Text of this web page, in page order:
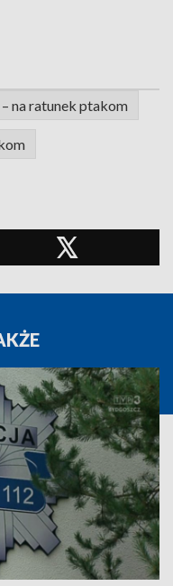
na ratunek ptakom